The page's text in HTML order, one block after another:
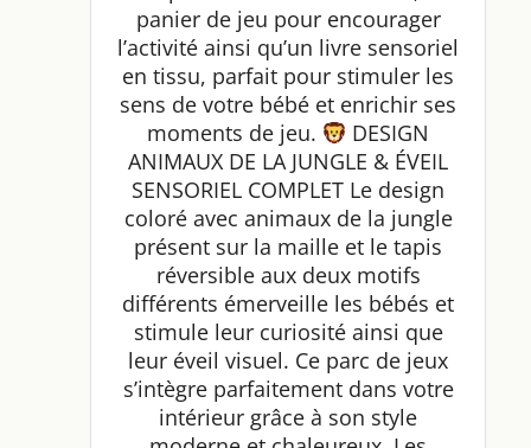
panier de jeu pour encourager
l’activité ainsi qu’un livre sensoriel
en tissu, parfait pour stimuler les
sens de votre bébé et enrichir ses
moments de jeu.
DESIGN
ANIMAUX DE LA JUNGLE & ÉVEIL
SENSORIEL COMPLET Le design
coloré avec animaux de la jungle
présent sur la maille et le tapis
réversible aux deux motifs
différents émerveille les bébés et
stimule leur curiosité ainsi que
leur éveil visuel. Ce parc de jeux
s’intègre parfaitement dans votre
intérieur grâce à son style